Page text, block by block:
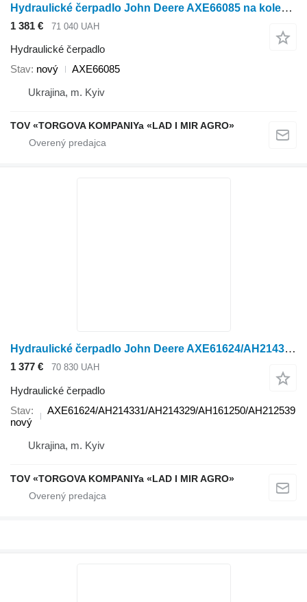
Hydraulické čerpadlo John Deere AXE66085 na kolesového traktora John Deere
1 381 € 71 040 UAH
Hydraulické čerpadlo
Stav nový
AXE66085
Ukrajina, m. Kyiv
TOV «TORGOVA KOMPANIYa «LAD I MIR AGRO»
Hydraulické čerpadlo John Deere AXE61624/AH214331/AH214329/AH161250/AH212539 na kolesového traktora John Deere
1 377 € 70 830 UAH
Hydraulické čerpadlo
Stav
nový
AXE61624/AH214331/AH214329/AH161250/AH212539
Ukrajina, m. Kyiv
TOV «TORGOVA KOMPANIYa «LAD I MIR AGRO»